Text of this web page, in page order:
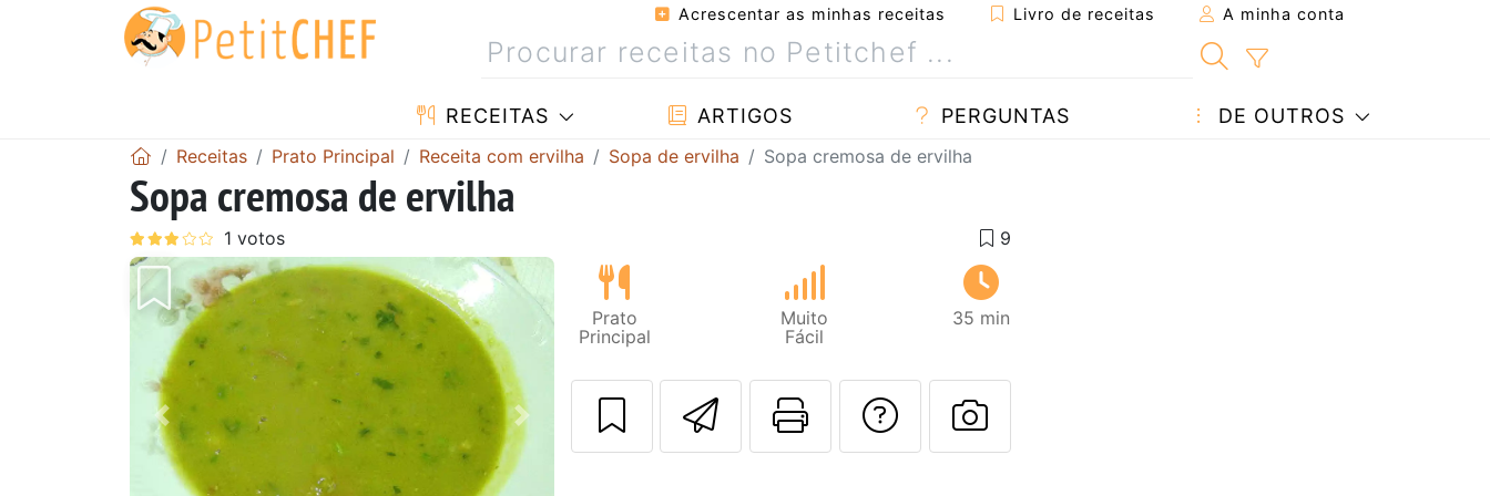
Acrescentar as minhas receitas Livro de receitas A minha conta
RECEITAS ARTIGOS PERGUNTAS DE OUTROS
Receitas Prato Principal Receita com ervilha Sopa de ervilha Sopa cremosa de ervilha
Sopa cremosa de ervilha
Anterior Next
Prato
Principal
Muito
Fácil
35 min
Enviar esta receita a um amigo
Imprima esta página
Falar com o autor da receita
Fez esta receita? Compartilhe